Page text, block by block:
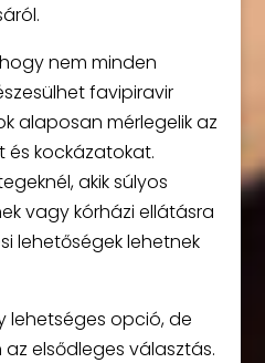
nem minden
favipiravir
alaposan mérlegelik az
és kockázatokat.
akik súlyos
vagy kórházi ellátásra
lehetőségek lehetnek
lehetséges opció, de
elsődleges választás.